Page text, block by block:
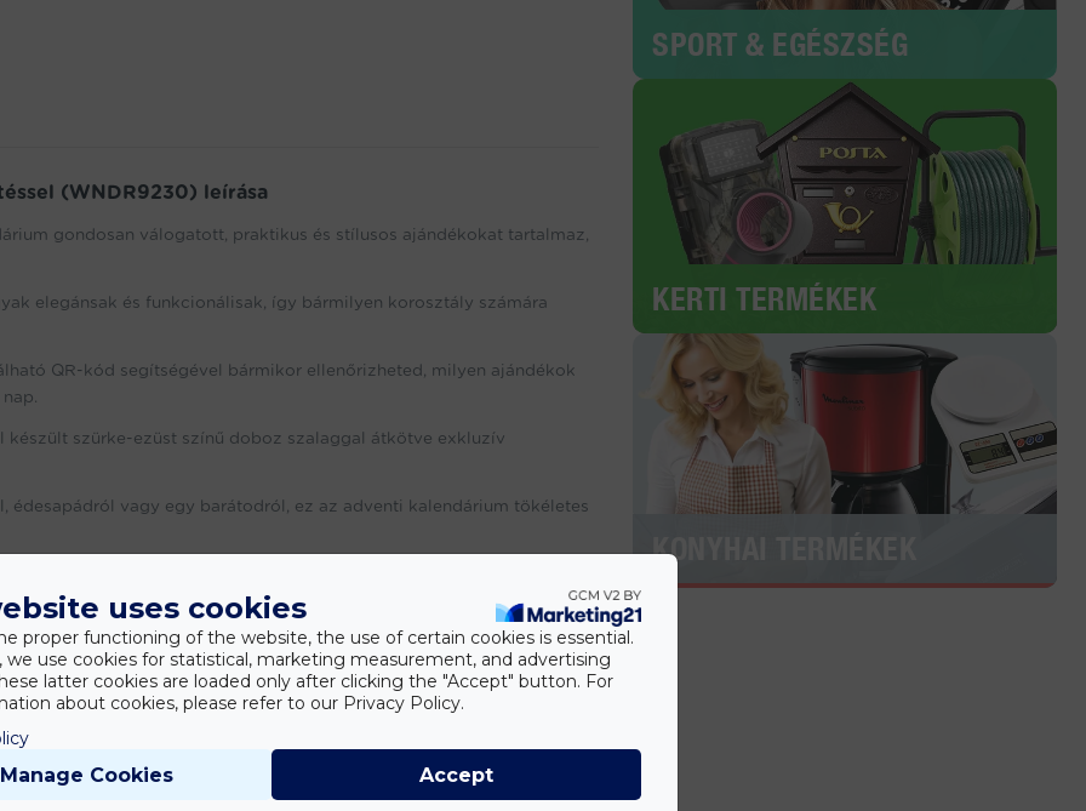
(WNDR9230) leírása
gondosan válogatott, praktikus és stílusos ajándékokat tartalmaz,
elegánsak és funkcionálisak, így bármilyen korosztály számára
QR-kód segítségével bármikor ellenőrizheted, milyen ajándékok
készült szürke-ezüst színű doboz szalaggal átkötve exkluzív
édesapádról vagy egy barátodról, ez az adventi kalendárium tökéletes
SPORT & EGÉSZSÉG
KERTI TERMÉKEK
KONYHAI TERMÉKEK
uses cookies
proper functioning of the website, the use of certain cookies is essential.
we use cookies for statistical, marketing measurement, and advertising
latter cookies are loaded only after clicking the "Accept" button. For
about cookies, please refer to our Privacy Policy.
Manage Cookies Accept